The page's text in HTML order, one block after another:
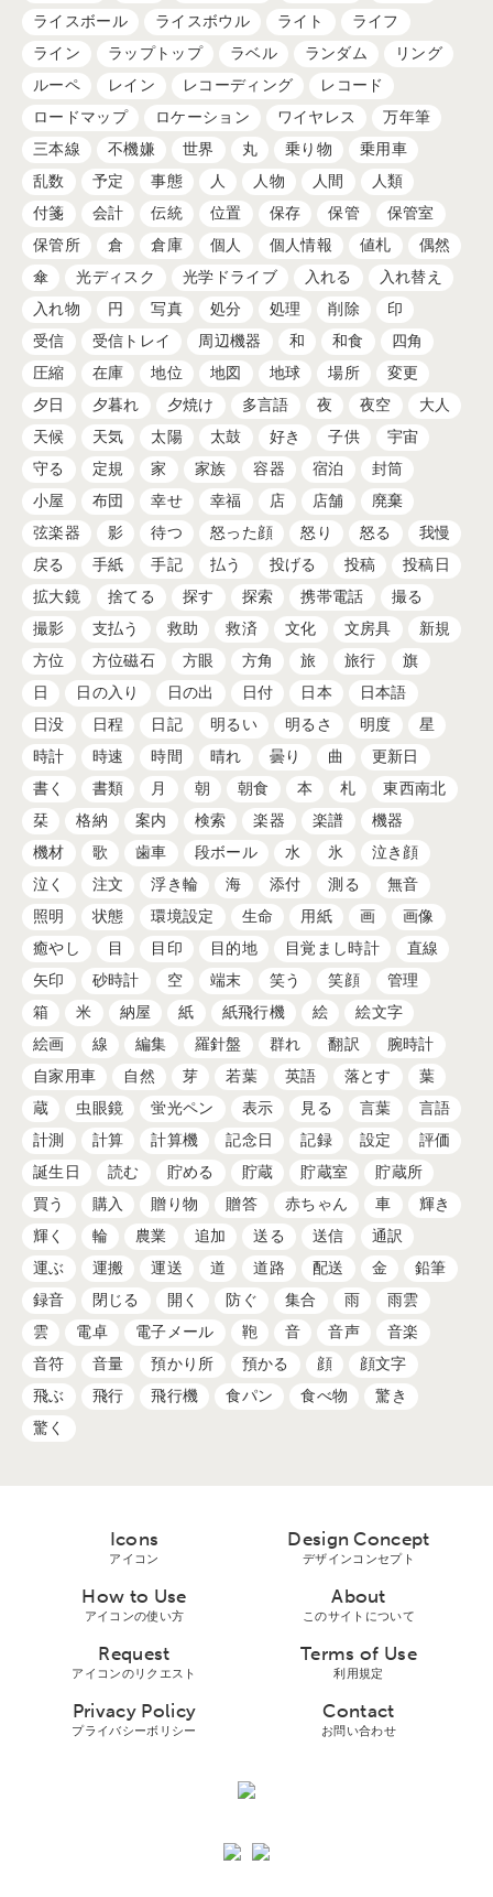
ライスボール
ライスボウル ライト
ライフ
ライン
ラップトップ ラベル ランダム
リング
ルーペ
レイン レコーディング
レコード
ロードマップ
ロケーション ワイヤレス
万年筆
三本線
不機嫌 世界 丸 乗り物
乗用車
乱数
予定 事態 人 人物 人間
人類
付箋
会計 伝統 位置 保存 保管
保管室
保管所
倉 倉庫 個人 個人情報 値札
偶然
傘
光ディスク 光学ドライブ 入れる
入れ替え
入れ物
円 写真 処分 処理 削除
印
受信
受信トレイ 周辺機器 和 和食
四角
圧縮
在庫 地位 地図 地球 場所
変更
夕日
夕暮れ 夕焼け 多言語 夜 夜空
大人
天候
天気 太陽 太鼓 好き 子供
宇宙
守る
定規 家 家族 容器 宿泊
封筒
小屋
布団 幸せ 幸福 店 店舗
廃棄
弦楽器
影 待つ 怒った顔 怒り 怒る
我慢
戻る
手紙 手記 払う 投げる 投稿
投稿日
拡大鏡
捨てる 探す 探索 携帯電話
撮る
撮影
支払う 救助 救済 文化 文房具
新規
方位
方位磁石 方眼 方角 旅 旅行
旗
日
日の入り 日の出 日付 日本
日本語
日没
日程 日記 明るい 明るさ 明度
星
時計
時速 時間 晴れ 曇り 曲
更新日
書く
書類 月 朝 朝食 本 札
東西南北
栞
格納 案内 検索 楽器 楽譜
機器
機材
歌 歯車 段ボール 水 氷
泣き顔
泣く
注文 浮き輪 海 添付 測る
無音
照明
状態 環境設定 生命 用紙 画
画像
癒やし
目 目印 目的地 目覚まし時計
直線
矢印
砂時計 空 端末 笑う 笑顔
管理
箱
米 納屋 紙 紙飛行機 絵
絵文字
絵画
線 編集 羅針盤 群れ 翻訳
腕時計
自家用車
自然 芽 若葉 英語 落とす
葉
蔵
虫眼鏡 蛍光ペン 表示 見る 言葉
言語
計測
計算 計算機 記念日 記録 設定
評価
誕生日
読む 貯める 貯蔵 貯蔵室
貯蔵所
買う
購入 贈り物 贈答 赤ちゃん 車
輝き
輝く
輪 農業 追加 送る 送信
通訳
運ぶ
運搬 運送 道 道路 配送 金
鉛筆
録音
閉じる 開く 防ぐ 集合 雨
雨雲
雲
電卓 電子メール 鞄 音 音声
音楽
音符
音量 預かり所 預かる 顔
顔文字
飛ぶ
飛行 飛行機 食パン 食べ物
驚き
驚く
Icons
アイコン
Design Concept
デザインコンセプト
How to Use
アイコンの使い方
About
このサイトについて
Request
アイコンのリクエスト
Terms of Use
利用規定
Privacy Policy
プライバシーボリシー
Contact
お問い合わせ